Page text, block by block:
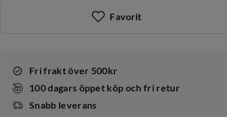
Favorit
Fri frakt över 500kr
100 dagars öppet köp och fri retur
Snabb leverans